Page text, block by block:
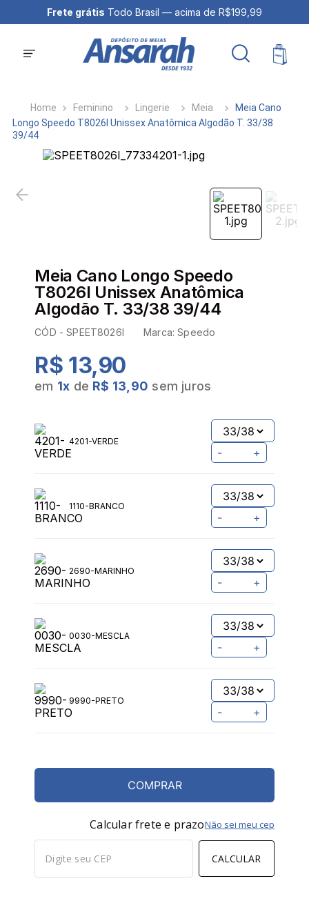
Frete grátis Todo Brasil — acima de R$199,99
Feminino Lingerie Meia
Meia Cano
Longo Speedo T8026I Unissex Anatômica Algodão T. 33/38
39/44
Meia Cano Longo Speedo
T8026I Unissex Anatômica
Algodão T. 33/38 39/44
CÓD -SPEET8026I Marca:Speedo
R$ 13,90
em 1x de R$ 13,90 sem juros
4201-VERDE
- +
1110-BRANCO
- +
2690-MARINHO
- +
0030-MESCLA
- +
9990-PRETO
- +
COMPRAR
Calcular frete e prazo
CALCULAR
Não sei meu cep